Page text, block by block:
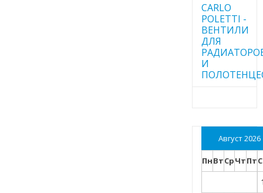
CARLO
POLETTI -
ВЕНТИЛИ
ДЛЯ
И
Август 2026
ПнВтСрЧтПт